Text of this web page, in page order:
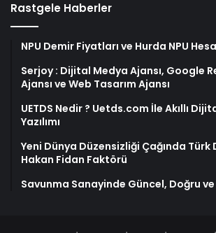
Rastgele Haberler
NPU Demir Fiyatları ve Hurda NPU
Serjoy : Dijital Medya Ajansı, Google
Ajansı ve Web Tasarım Ajansı
UETDS Nedir ? Uetds.com İle Akıllı
Yazılımı
Yeni Dünya Düzensizliği Çağında Türk
Hakan Fidan Faktörü
Savunma Sanayinde Güncel, Doğru